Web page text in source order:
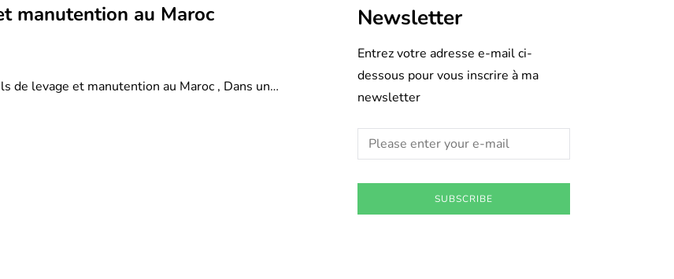
manutention au Maroc
de levage et manutention au Maroc , Dans un…
Newsletter
Entrez votre adresse e-mail ci-
dessous pour vous inscrire à ma
newsletter
SUBSCRIBE